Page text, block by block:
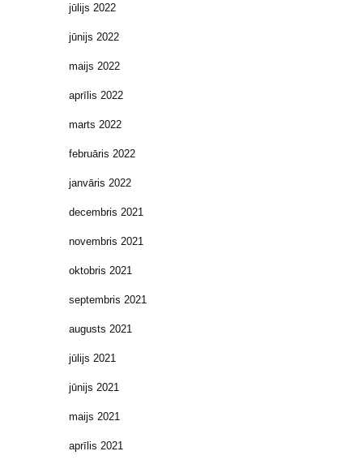
jūlijs 2022
jūnijs 2022
maijs 2022
aprīlis 2022
marts 2022
februāris 2022
janvāris 2022
decembris 2021
novembris 2021
oktobris 2021
septembris 2021
augusts 2021
jūlijs 2021
jūnijs 2021
maijs 2021
aprīlis 2021